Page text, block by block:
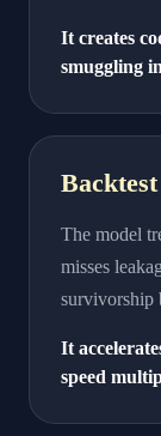
It creates
smuggling
The model
misses
survivorship
It
speed